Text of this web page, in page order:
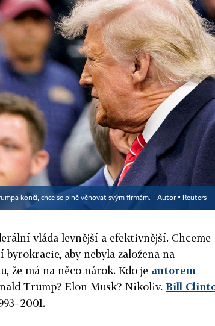
končí, chce se plně věnovat svým firmám. Autor ▪ Reuters
vláda levnější a efektivnější. Chceme
aby nebyla založena na
že má na něco nárok. Kdo je autorem
Trump? Elon Musk? Nikoliv. Bill